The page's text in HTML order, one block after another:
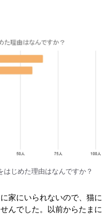
はじめた理由はなんですか？
家にいられないので、猫に
んでした。以前からたまに